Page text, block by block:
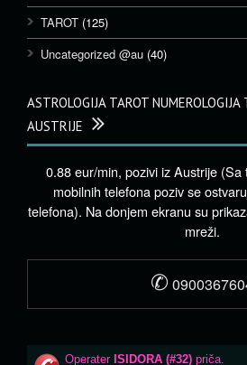
TAROT (125)
Uncategorized @au (40)
ASTROLOGIJA TAROT
AUSTRIJE
0.88 eur/min, pozivi iz Austrije
mobilnih telefona poziv se
telefona). Na donjem ekranu su
mreži.
✆